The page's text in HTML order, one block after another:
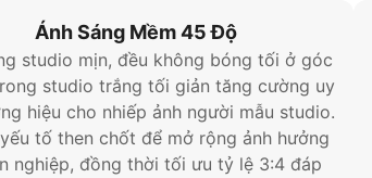
Ánh Sáng Mềm 45 Độ
studio mịn, đều không bóng tối ở góc
studio trắng tối giản tăng cường uy
hiệu cho nhiếp ảnh người mẫu studio.
tố then chốt để mở rộng ảnh hưởng
nghiệp, đồng thời tối ưu tỷ lệ 3:4 đáp